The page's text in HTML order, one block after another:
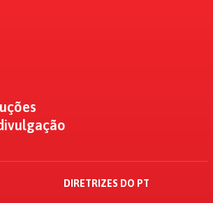
DIRETRIZES DO PT